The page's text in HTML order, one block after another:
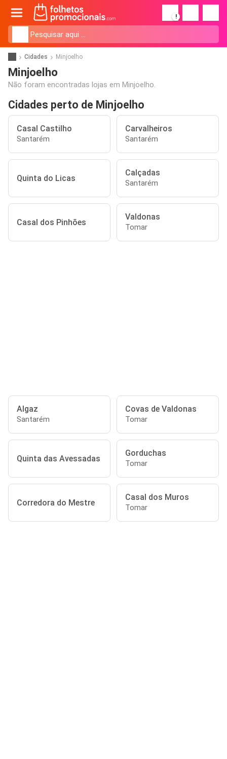
!
Cidades Minjoelho
Minjoelho
Não foram encontradas lojas em Minjoelho.
Cidades perto de Minjoelho
Casal Castilho
Santarém
Carvalheiros
Santarém
Quinta do Licas
Calçadas
Santarém
Casal dos Pinhões
Valdonas
Tomar
Algaz
Santarém
Covas de Valdonas
Tomar
Quinta das Avessadas
Gorduchas
Tomar
Corredora do Mestre
Casal dos Muros
Tomar